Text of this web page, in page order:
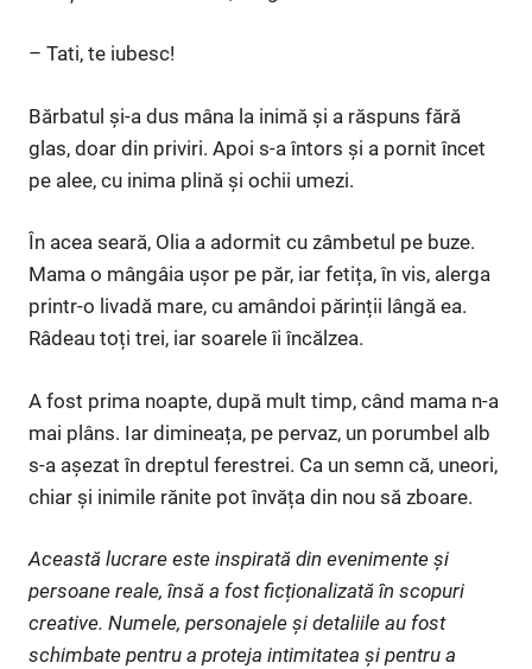
– Tati, te iubesc!
Bărbatul și-a dus mâna la inimă și a răspuns fără
glas, doar din priviri. Apoi s-a întors și a pornit încet
pe alee, cu inima plină și ochii umezi.
În acea seară, Olia a adormit cu zâmbetul pe buze.
Mama o mângâia ușor pe păr, iar fetița, în vis, alerga
printr-o livadă mare, cu amândoi părinții lângă ea.
Râdeau toți trei, iar soarele îi încălzea.
A fost prima noapte, după mult timp, când mama n-a
mai plâns. Iar dimineața, pe pervaz, un porumbel alb
s-a așezat în dreptul ferestrei. Ca un semn că, uneori,
chiar și inimile rănite pot învăța din nou să zboare.
Această lucrare este inspirată din evenimente și
persoane reale, însă a fost ficționalizată în scopuri
creative. Numele, personajele și detaliile au fost
schimbate pentru a proteja intimitatea și pentru a